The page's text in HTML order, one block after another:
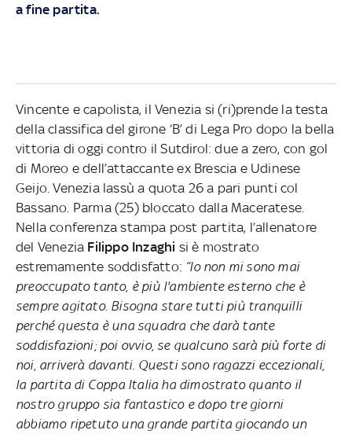
a fine partita.
Vincente e capolista, il Venezia si (ri)prende la testa
della classifica del girone ‘B’ di Lega Pro dopo la bella
vittoria di oggi contro il Sutdirol: due a zero, con gol
di Moreo e dell’attaccante ex Brescia e Udinese
Geijo. Venezia lassù a quota 26 a pari punti col
Bassano. Parma (25) bloccato dalla Maceratese.
Nella conferenza stampa post partita, l’allenatore
del Venezia Filippo Inzaghi si è mostrato
estremamente soddisfatto: “Io non mi sono mai
preoccupato tanto, è più l'ambiente esterno che è
sempre agitato. Bisogna stare tutti più tranquilli
perché questa è una squadra che darà tante
soddisfazioni; poi ovvio, se qualcuno sarà più forte di
noi, arriverà davanti. Questi sono ragazzi eccezionali,
la partita di Coppa Italia ha dimostrato quanto il
nostro gruppo sia fantastico e dopo tre giorni
abbiamo ripetuto una grande partita giocando un